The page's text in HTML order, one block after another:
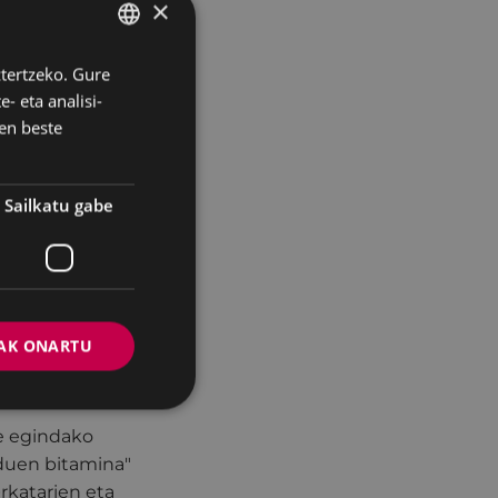
berrietara
dugu
eta zergatik
eta herritarren
duenez,
erantzuten
bihurtu
egindako
bitamina"
eta
BASQUE
SPANISH
×
Gure
eta analisi-
beste
Sailkatu gabe
ONARTU